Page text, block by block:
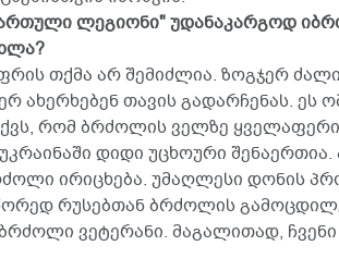
ლეგიონი" უდანაკარგოდ
თქმა არ შემიძლია. ზოგჯერ
ახერხებენ თავის გადარჩენას. ეს
რომ ბრძოლის ველზე
დიდი უცხოური შენაერთია.
ირიცხება. უმაღლესი დონის
რუსებთან ბრძოლის
ვეტერანი. მაგალითად,